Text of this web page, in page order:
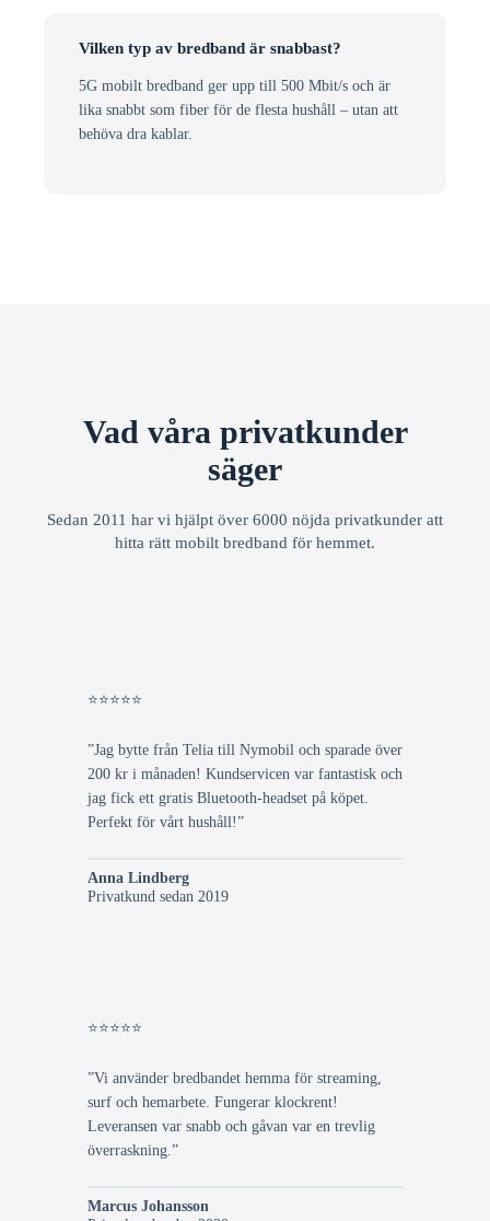
Vilken typ av bredband är snabbast?
5G mobilt bredband ger upp till 500 Mbit/s och är
lika snabbt som fiber för de flesta hushåll – utan att
behöva dra kablar.
Vad våra privatkunder
säger
Sedan 2011 har vi hjälpt över 6000 nöjda privatkunder att
hitta rätt mobilt bredband för hemmet.
⭐⭐⭐⭐⭐
”Jag bytte från Telia till Nymobil och sparade över
200 kr i månaden! Kundservicen var fantastisk och
jag fick ett gratis Bluetooth-headset på köpet.
Perfekt för vårt hushåll!”
Anna Lindberg
Privatkund sedan 2019
⭐⭐⭐⭐⭐
”Vi använder bredbandet hemma för streaming,
surf och hemarbete. Fungerar klockrent!
Leveransen var snabb och gåvan var en trevlig
överraskning.”
Marcus Johansson